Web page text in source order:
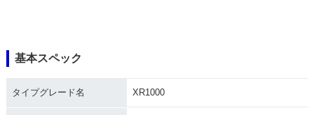
基本スペック
タイプグレード名 XR1000